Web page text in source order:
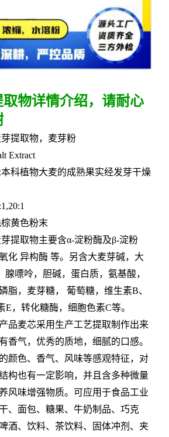
取物详情介绍，请耐心
芽提取物，麦芽粉
Extract
本科植物大麦的成熟果实经发芽干燥
棕黄色粉末
芽提取物主要含α-淀粉酶及β-淀粉
化 异构酶 等。另含大麦芽碱，大
嘌呤，胆碱，蛋白质，氨基酸，
脂，麦芽糖， 葡萄糖，维生素B、
E，转化糖酶，细胞色素C等。
品麦芯采用生产工艺提取制作出来
香气，优秀的质地，细腻的口感。
颜色、香气、风味等感观特征，对
构也有一定影响，并且含多种微量
风味增强物质。可应用于食品工业
、面包、糖果、牛奶制品、巧克
酒、饮料、茶饮料、固体冲剂、夹